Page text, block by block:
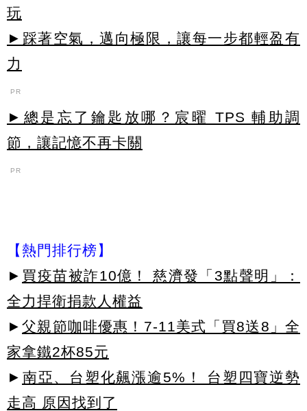
玩
►踩著空氣，邁向極限，讓每一步都輕盈有
力
PR
►總是忘了鑰匙放哪？宸曜 TPS 輔助調
節，讓記憶不再卡關
PR
【熱門排行榜】
► 買疫苗被詐10億！ 慈濟發「3點聲明」：
全力捍衛捐款人權益
► 父親節咖啡優惠！7-11美式「買8送8」全
家拿鐵2杯85元
► 南亞、台塑化飆漲逾5%！ 台塑四寶逆勢
走高 原因找到了